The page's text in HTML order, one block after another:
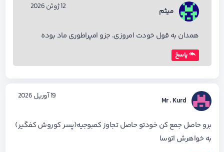
میثم 12 ژوئن 2026
همدان به قول خودت امروزی، جزو امپراطوری ماد بوده
پاسخ
Mr . Kurd 19 آوریل 2026
برو حاصل جمع کن خودتو حاصل تجاوز کمبوجیه(پسر کوروش کفگیر)
به خواهرش اتوسا